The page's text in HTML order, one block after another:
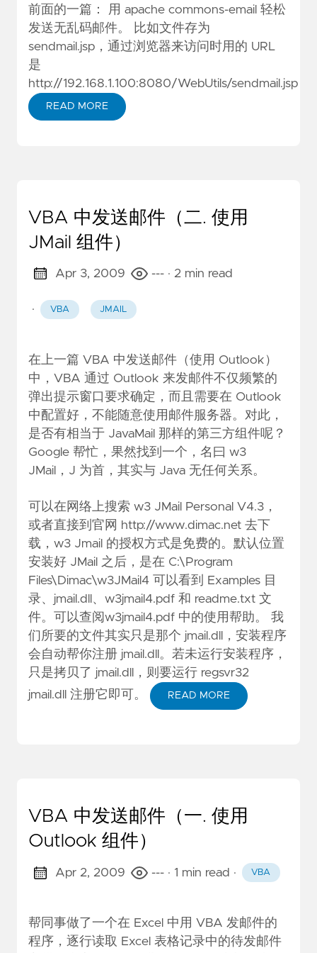
前面的一篇：
用 apache commons-email 轻松
发送无乱码邮件。 比如文件存为
sendmail.jsp，通过浏览器来访问时用的 URL
是
http://192.168.1.100:8080/WebUtils/sendmail.jsp
READ MORE
VBA 中发送邮件（二. 使用
JMail 组件）
Apr 3, 2009 --- · 2 min read
· VBA JMAIL
在上一篇 VBA 中发送邮件（使用 Outlook）
中，VBA 通过 Outlook 来发邮件不仅频繁的
弹出提示窗口要求确定，而且需要在 Outlook
中配置好，不能随意使用邮件服务器。对此，
是否有相当于 JavaMail 那样的第三方组件呢？
Google 帮忙，果然找到一个，名曰 w3
JMail，J 为首，其实与 Java 无任何关系。
可以在网络上搜索 w3 JMail Personal V4.3，
或者直接到官网
http://www.dimac.net 去下
载，w3 Jmail 的授权方式是免费的。默认位置
安装好 JMail 之后，是在 C:\Program
Files\Dimac\w3JMail4 可以看到 Examples 目
录、jmail.dll、w3jmail4.pdf 和 readme.txt 文
件。可以查阅w3jmail4.pdf 中的使用帮助。 我
们所要的文件其实只是那个 jmail.dll，安装程序
会自动帮你注册 jmail.dll。若未运行安装程序，
只是拷贝了 jmail.dll，则要运行 regsvr32
jmail.dll 注册它即可。
READ MORE
VBA 中发送邮件（一. 使用
Outlook 组件）
Apr 2, 2009 --- · 1 min read · VBA
帮同事做了一个在 Excel 中用 VBA 发邮件的
程序，逐行读取 Excel 表格记录中的待发邮件